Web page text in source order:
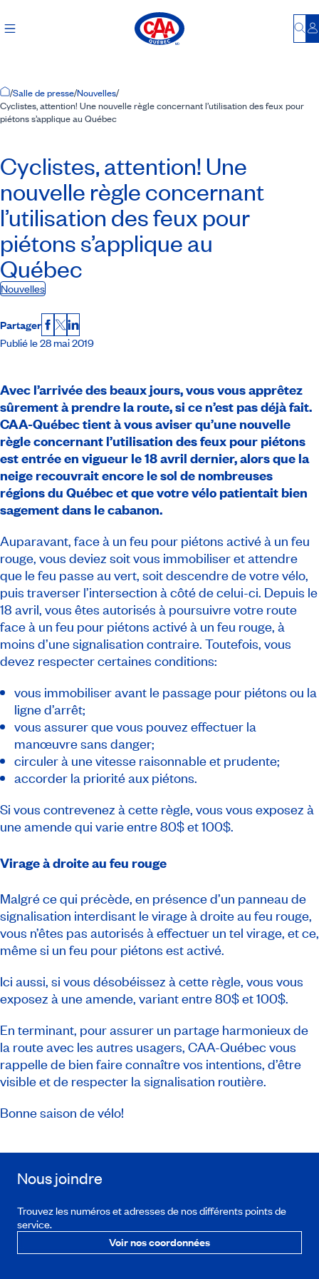
Accueil
/Salle de presse/Nouvelles/
Cyclistes, attention! Une nouvelle règle concernant l’utilisation des feux pour
piétons s’applique au Québec
Cyclistes, attention! Une
nouvelle règle concernant
l’utilisation des feux pour
piétons s’applique au
Québec
Nouvelles
Partager Facebook
X LinkedIn
Publié le 28 mai 2019
Avec l’arrivée des beaux jours, vous vous apprêtez
sûrement à prendre la route, si ce n’est pas déjà fait.
CAA-Québec tient à vous aviser qu’une nouvelle
règle concernant l’utilisation des feux pour piétons
est entrée en vigueur le 18 avril dernier, alors que la
neige recouvrait encore le sol de nombreuses
régions du Québec et que votre vélo patientait bien
sagement dans le cabanon.
Auparavant, face à un feu pour piétons activé à un feu
rouge, vous deviez soit vous immobiliser et attendre
que le feu passe au vert, soit descendre de votre vélo,
puis traverser l’intersection à côté de celui-ci. Depuis le
18 avril, vous êtes autorisés à poursuivre votre route
face à un feu pour piétons activé à un feu rouge, à
moins d’une signalisation contraire. Toutefois, vous
devez respecter certaines conditions:
vous immobiliser avant le passage pour piétons ou la
ligne d’arrêt;
vous assurer que vous pouvez effectuer la
manœuvre sans danger;
circuler à une vitesse raisonnable et prudente;
accorder la priorité aux piétons.
Si vous contrevenez à cette règle, vous vous exposez à
une amende qui varie entre 80$ et 100$.
Virage à droite au feu rouge
Malgré ce qui précède, en présence d’un panneau de
signalisation interdisant le virage à droite au feu rouge,
vous n’êtes pas autorisés à effectuer un tel virage, et ce,
même si un feu pour piétons est activé.
Ici aussi, si vous désobéissez à cette règle, vous vous
exposez à une amende, variant entre 80$ et 100$.
En terminant, pour assurer un partage harmonieux de
la route avec les autres usagers, CAA-Québec vous
rappelle de bien faire connaître vos intentions, d’être
visible et de respecter la signalisation routière.
Bonne saison de vélo!
Nous joindre
Trouvez les numéros et adresses de nos différents points de
service.
Voir nos coordonnées